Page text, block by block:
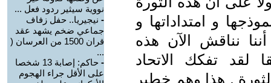
و امتداداتها و
نناقش الآن هذه
تفكك الاتحاد
. هذا وهم خطير
نووية سيثير ردود فعل ...
- نيجيريا.. حفل زفاف
جماعي ضخم يشهد عقد
قران 1500 من العرسان (
...
-
حاكم: إصابة 13 شخصا
على الأقل جراء الهجوم